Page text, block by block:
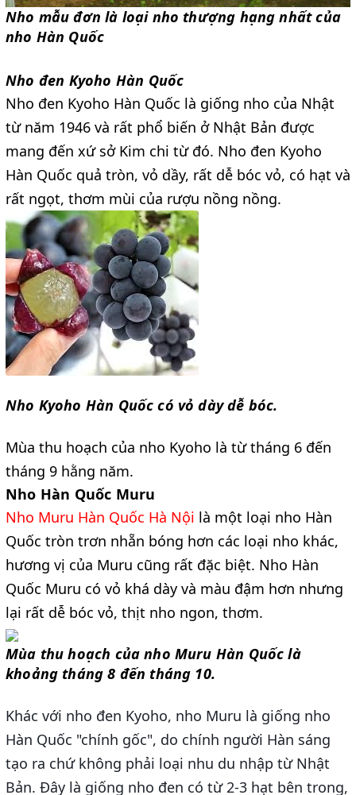
Nho mẫu đơn là loại nho thượng hạng nhất của
nho Hàn Quốc
Nho đen Kyoho Hàn Quốc
Nho đen Kyoho Hàn Quốc là giống nho của Nhật
từ năm 1946 và rất phổ biến ở Nhật Bản được
mang đến xứ sở Kim chi từ đó. Nho đen Kyoho
Hàn Quốc quả tròn, vỏ dầy, rất dễ bóc vỏ, có hạt và
rất ngọt, thơm mùi của rượu nồng nồng.
Nho Kyoho Hàn Quốc có vỏ dày dễ bóc.
Mùa thu hoạch của nho Kyoho là từ tháng 6 đến
tháng 9 hằng năm.
Nho Hàn Quốc Muru
Nho Muru Hàn Quốc Hà Nội là một loại nho Hàn
Quốc tròn trơn nhẵn bóng hơn các loại nho khác,
hương vị của Muru cũng rất đặc biệt. Nho Hàn
Quốc Muru có vỏ khá dày và màu đậm hơn nhưng
lại rất dễ bóc vỏ, thịt nho ngon, thơm.
Mùa thu hoạch của nho Muru Hàn Quốc là
khoảng tháng 8 đến tháng 10.
Khác với nho đen Kyoho, nho Muru là giống nho
Hàn Quốc "chính gốc", do chính người Hàn sáng
tạo ra chứ không phải loại nhu du nhập từ Nhật
Bản. Đây là giống nho đen có từ 2-3 hạt bên trong,